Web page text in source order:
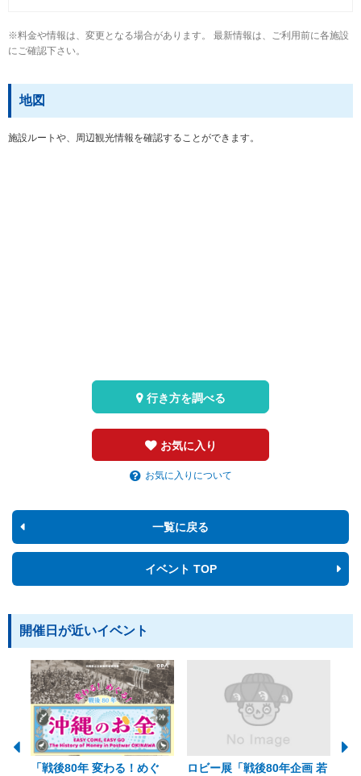
※料金や情報は、変更となる場合があります。 最新情報は、ご利用前に各施設
にご確認下さい。
地図
施設ルートや、周辺観光情報を確認することができます。
お気に入り
お気に入りについて
行き方を調べる
一覧に戻る
イベント TOP
開催日が近いイベント
「戦後80年 変わる！めぐ
ロビー展「戦後80年企画 若